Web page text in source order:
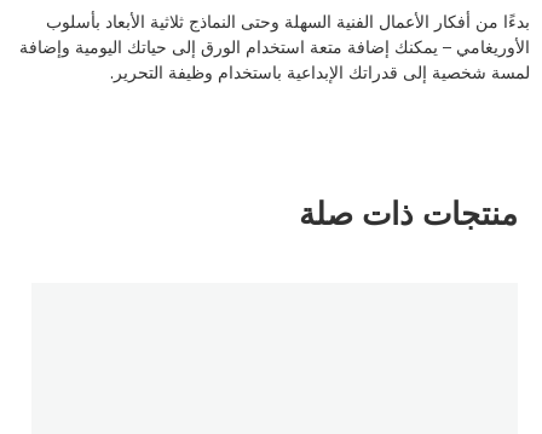
بدءًا من أفكار الأعمال الفنية السهلة وحتى النماذج ثلاثية الأبعاد بأسلوب
الأوريغامي – يمكنك إضافة متعة استخدام الورق إلى حياتك اليومية وإضافة
لمسة شخصية إلى قدراتك الإبداعية باستخدام وظيفة التحرير.
منتجات ذات صلة